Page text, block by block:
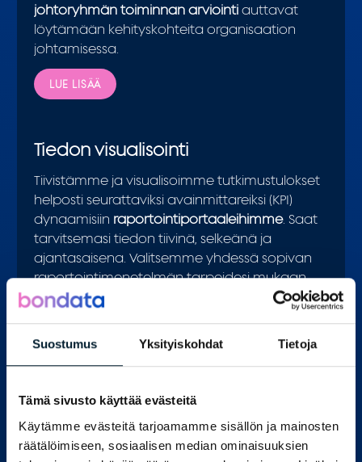
Suostumus Yksityiskohdat Tietoja
Tämä sivusto käyttää evästeitä
Käytämme evästeitä tarjoamamme sisällön ja mainosten
räätälöimiseen, sosiaalisen median ominaisuuksien
johtoryhmän toiminnan arviointiauttavat
löytämään kehityskohteita organisaation
johtamisessa.
LUE LISÄÄ
Tiedon visualisointi
Tiivistämme ja visualisoimme tutkimustulokset
helposti seurattaviksi avainmittareiksi (KPI)
dynaamisiin raportointiportaaleihimme. Saat
tarvitsemasi tiedon tiivinä, selkeänä ja
ajantasaisena. Valitsemme yhdessä sopivan
raportointimenetelmän tarpeidesi mukaan.
LUE LISÄÄ
Kuluttajapaneeli
kuluttajakäyttäytymisen ymmärtämiseen ja
tuotekehitykseen. Paneeliyhteistyön kautta
tavoitamme suuren joukon kuluttajia